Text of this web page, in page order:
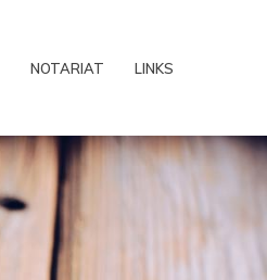
NOTARIAT LINKS